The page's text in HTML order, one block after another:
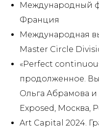
Международный
Франция
Международная
Master Circle
«Perfect
продолженное.
Ольга Абрамова и
Exposed, Москва,
Art Capital 2024.